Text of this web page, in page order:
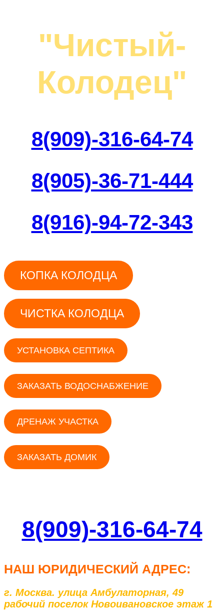
"Чистый-
Колодец"
8(909)-316-64-74
8(905)-36-71-444
8(916)-94-72-343
КОПКА КОЛОДЦА
ЧИСТКА КОЛОДЦА
УСТАНОВКА СЕПТИКА
ЗАКАЗАТЬ ВОДОСНАБЖЕНИЕ
ДРЕНАЖ УЧАСТКА
ЗАКАЗАТЬ ДОМИК
8(909)-316-64-74
НАШ ЮРИДИЧЕСКИЙ АДРЕС:
г. Москва. улица Амбулаторная, 49
рабочий поселок Новоивановское этаж 1